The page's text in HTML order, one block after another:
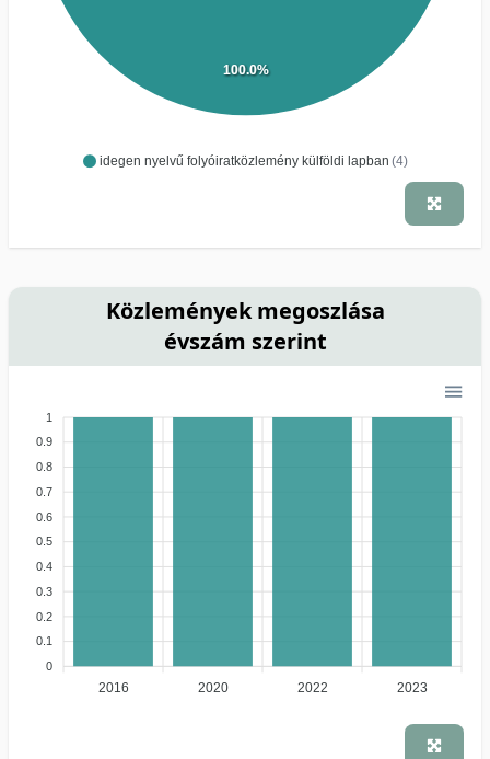
idegen nyelvű folyóiratközlemény külföldi lapban (4)
100.0%
Közlemények megoszlása
évszám szerint
1
0.9
0.8
0.7
0.6
0.5
0.4
0.3
0.2
0.1
0
2016 2020 2022 2023